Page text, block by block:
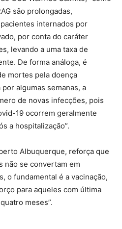
são prolongadas,
internados por
por conta do caráter
levando a uma taxa de
De forma análoga, é
mortes pela doença
algumas semanas, a
de novas infecções, pois
19 ocorrem geralmente
a hospitalização”.
Albuquerque, reforça que
não se convertam em
o fundamental é a vacinação,
para aqueles com última
meses”.